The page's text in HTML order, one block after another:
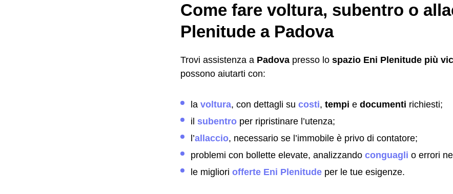
Come fare voltura, subentro o
Plenitude a Padova
Trovi assistenza a Padova presso lo spazio Eni Plenitude più
possono aiutarti con:
la voltura, con dettagli su costi, tempi e documenti richiesti;
il subentro per ripristinare l’utenza;
l’allaccio, necessario se l’immobile è privo di contatore;
problemi con bollette elevate, analizzando conguagli o errori
le migliori offerte Eni Plenitude per le tue esigenze.